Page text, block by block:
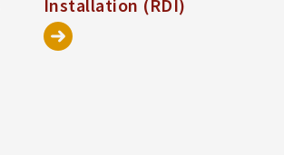
Installation (RDI)